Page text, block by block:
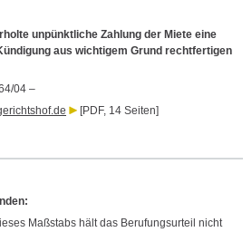
unpünktliche Zahlung der Miete eine
aus wichtigem Grund rechtfertigen
04 –
[PDF, 14 Seiten]
Maßstabs hält das Berufungsurteil nicht